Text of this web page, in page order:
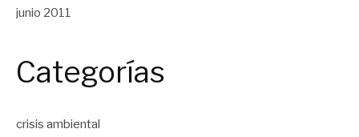
junio 2011
Categorías
crisis ambiental